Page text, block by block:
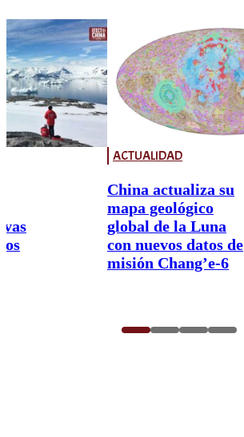
ACTUALIDAD
China actualiza su
mapa geológico
global de la Luna
con nuevos datos de
misión Chang’e-6